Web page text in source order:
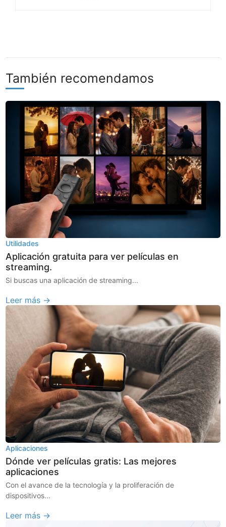
También recomendamos
Utilidades
Aplicación gratuita para ver películas en
streaming.
Si buscas una aplicación de streaming...
Leer más →
Aplicaciones
Dónde ver películas gratis: Las mejores
aplicaciones
Con el avance de la tecnología y la proliferación de
dispositivos...
Leer más →